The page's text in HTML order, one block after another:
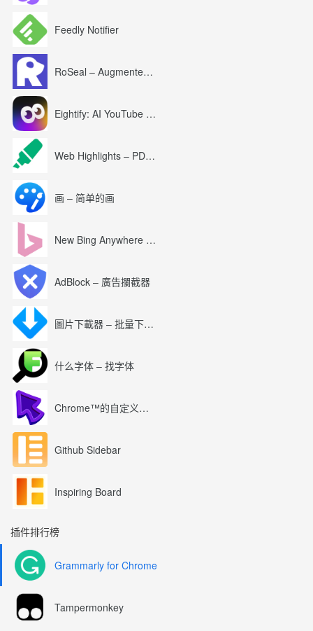
Feedly Notifier
RoSeal – Augmented Roblox Experience
Eightify: AI YouTube Summary with ChatGPT
Web Highlights – PDF & Web Highlighter
画 – 简单的画
New Bing Anywhere (Bing Chat GPT-4)
AdBlock – 廣告攔截器
圖片下載器 – 批量下載圖片
什么字体 – 找字体
Chrome™的自定义光标
Github Sidebar
Inspiring Board
插件排行榜
Grammarly for Chrome
Tampermonkey